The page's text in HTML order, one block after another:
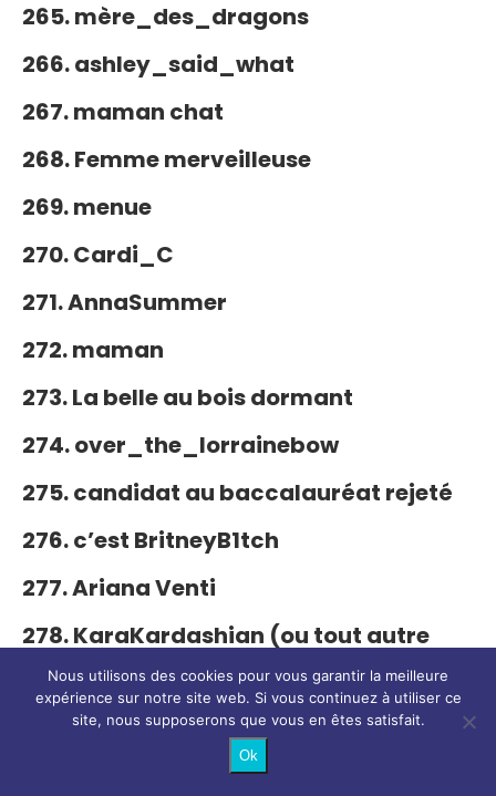
265. mère_des_dragons
266. ashley_said_what
267. maman chat
268. Femme merveilleuse
269. menue
270. Cardi_C
271. AnnaSummer
272. maman
273. La belle au bois dormant
274. over_the_lorrainebow
275. candidat au baccalauréat rejeté
276. c’est BritneyB1tch
277. Ariana Venti
278. KaraKardashian (ou tout autre
nom K)
279. 100% de ce pari
Noms d’utilisateur drôles pour les
Nous utilisons des cookies pour vous garantir la meilleure
expérience sur notre site web. Si vous continuez à utiliser ce
site, nous supposerons que vous en êtes satisfait.
Ok